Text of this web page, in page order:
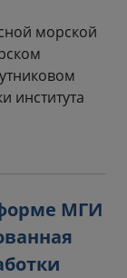
морской
института
МГИ